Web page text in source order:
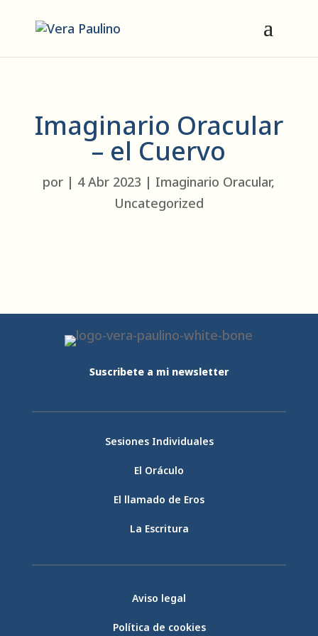
Imaginario Oracular
– el Cuervo
por | 4 Abr 2023 | Imaginario Oracular,
Uncategorized
Suscribete a mi newsletter
Sesiones Individuales
El Oráculo
El llamado de Eros
La Escritura
Aviso legal
Política de cookies